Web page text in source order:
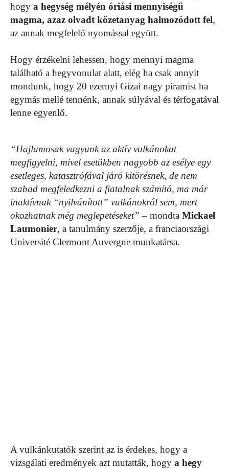
hogy a hegység mélyén óriási mennyiségű
magma, azaz olvadt kőzetanyag halmozódott fel,
az annak megfelelő nyomással együtt.
Hogy érzékelni lehessen, hogy mennyi magma
található a hegyvonulat alatt, elég ha csak annyit
mondunk, hogy 20 ezernyi Gízai nagy piramist ha
egymás mellé tennénk, annak súlyával és térfogatával
lenne egyenlő.
“Hajlamosak vagyunk az aktív vulkánokat
megfigyelni, mivel esetükben nagyobb az esélye egy
esetleges, katasztrófával járó kitörésnek, de nem
szabad megfeledkezni a fiatalnak számító, ma már
inaktívnak “nyilvánított” vulkánokról sem, mert
okozhatnak még meglepetéseket” – mondta Mickael
Laumonier, a tanulmány szerzője, a franciaországi
Université Clermont Auvergne munkatársa.
A vulkánkutatók szerint az is érdekes, hogy a
vizsgálati eredmények azt mutatták, hogy a hegy